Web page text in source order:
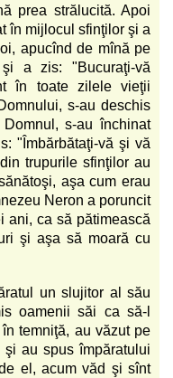
prea strălucită. Apoi
în mijlocul sfinţilor şi a
apucînd de mînă pe
a zis: "Bucuraţi-vă
în toate zilele vieţii
s-au deschis
s-au închinat
"Îmbărbătaţi-vă şi vă
trupurile sfinţilor au
aşa cum erau
Neron a poruncit
ani, ca să pătimească
şi aşa să moară cu
un slujitor al său
oamenii săi ca să-l
temniţă, au văzut pe
au spus împăratului
el, acum văd şi sînt